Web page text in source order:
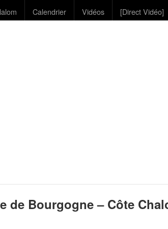
Calendrier Vidéos [Direct Vidéo]
de Bourgogne – Côte